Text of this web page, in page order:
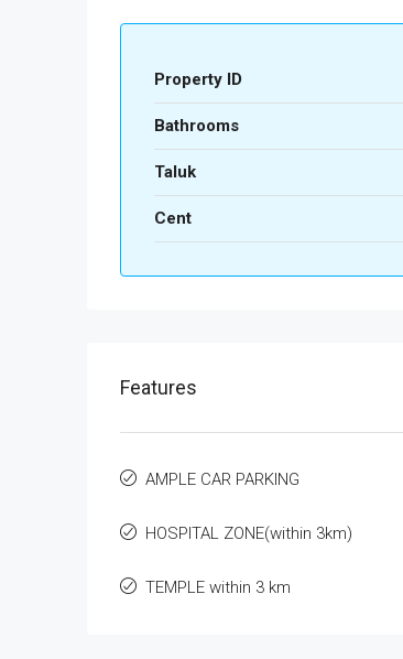
Property ID
Bathrooms
Taluk
Cent
Features
AMPLE CAR PARKING
HOSPITAL ZONE(within 3km)
TEMPLE within 3 km